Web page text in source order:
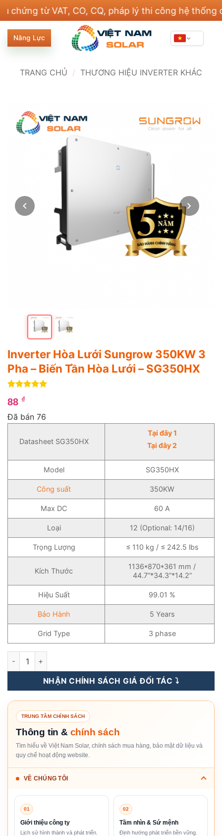
nội
dung
từ VAT, CO, CQ, pháp lý thi công hệ thống điện
Năng Lực
TRANG CHỦ / THƯƠNG HIỆU INVERTER KHÁC
Inverter Hòa Lưới Sungrow 350KW 3
Pha – Biến Tần Hòa Lưới – SG350HX
trên 5
dựa trên
88 ₫
Đã bán 76
Datasheet SG350HX
Tại đây 1
Tại đây 2
Model SG350HX
Công suất 350KW
Max DC 60 A
Loại 12 (Optional: 14/16)
Trọng Lượng ≤ 110 kg / ≤ 242.5 lbs
Kích Thước
1136*870*361 mm /
44.7”*34.3”*14.2”
Hiệu Suất 99.01 %
Bảo Hành 5 Years
Grid Type 3 phase
Inverter Hòa Lưới Sungrow 350KW 3 Pha - Biến Tần Hòa Lưới
NHẬN CHÍNH SÁCH GIÁ ĐỐI TÁC ⤵️
TRUNG TÂM CHÍNH SÁCH
Thông tin & chính sách
Tìm hiểu về Việt Nam Solar, chính sách mua hàng, bảo mật dữ liệu và
quy chế hoạt động website.
VỀ CHÚNG TÔI
01
Giới thiệu công ty
Lịch sử hình thành và phát triển.
02
Tầm nhìn & Sứ mệnh
Định hướng phát triển bền vững.